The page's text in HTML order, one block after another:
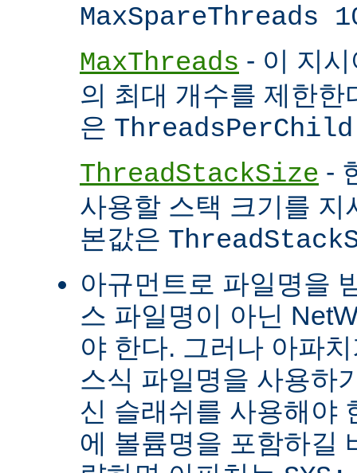
MaxSpareThreads
MaxThreads - 이 지
의 최대 개수를 제한한
은
ThreadStackSize -
사용할 스택 크기를 지
본값은
아규먼트로 파일명을
스 파일명이 아닌
야 한다. 그러나 아파
스식 파일명을 사용하
신 슬래쉬를 사용해야
에 볼륨명을 포함하길